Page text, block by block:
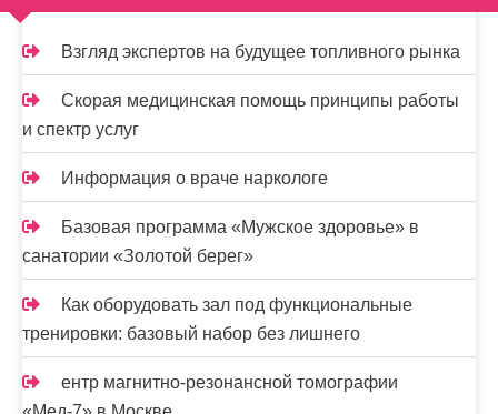
п
и
с
я
м
Взгляд экспертов на будущее топливного рынка
Скорая медицинская помощь принципы работы
и спектр услуг
Информация о враче наркологе
Базовая программа «Мужское здоровье» в
санатории «Золотой берег»
Как оборудовать зал под функциональные
тренировки: базовый набор без лишнего
ентр магнитно-резонансной томографии